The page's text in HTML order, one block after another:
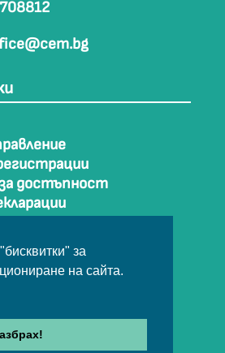
за
на сайта.
достъпност
електронни медии 2025